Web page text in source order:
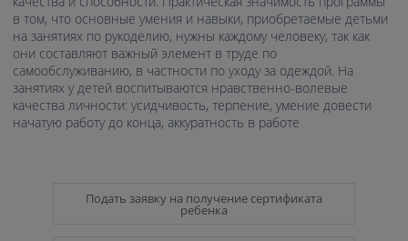
в том, что основные умения и навыки, приобретаемые детьми
на занятиях по рукоделию, нужны каждому человеку, так как
они составляют важный элемент в труде по
самообслуживанию, в частности по уходу за одеждой. На
занятиях у детей воспитываются нравственно-волевые
качества личности: усидчивость, терпение, умение довести
начатую работу до конца, аккуратность в работе
Подать заявку на получение сертификата
ребенка